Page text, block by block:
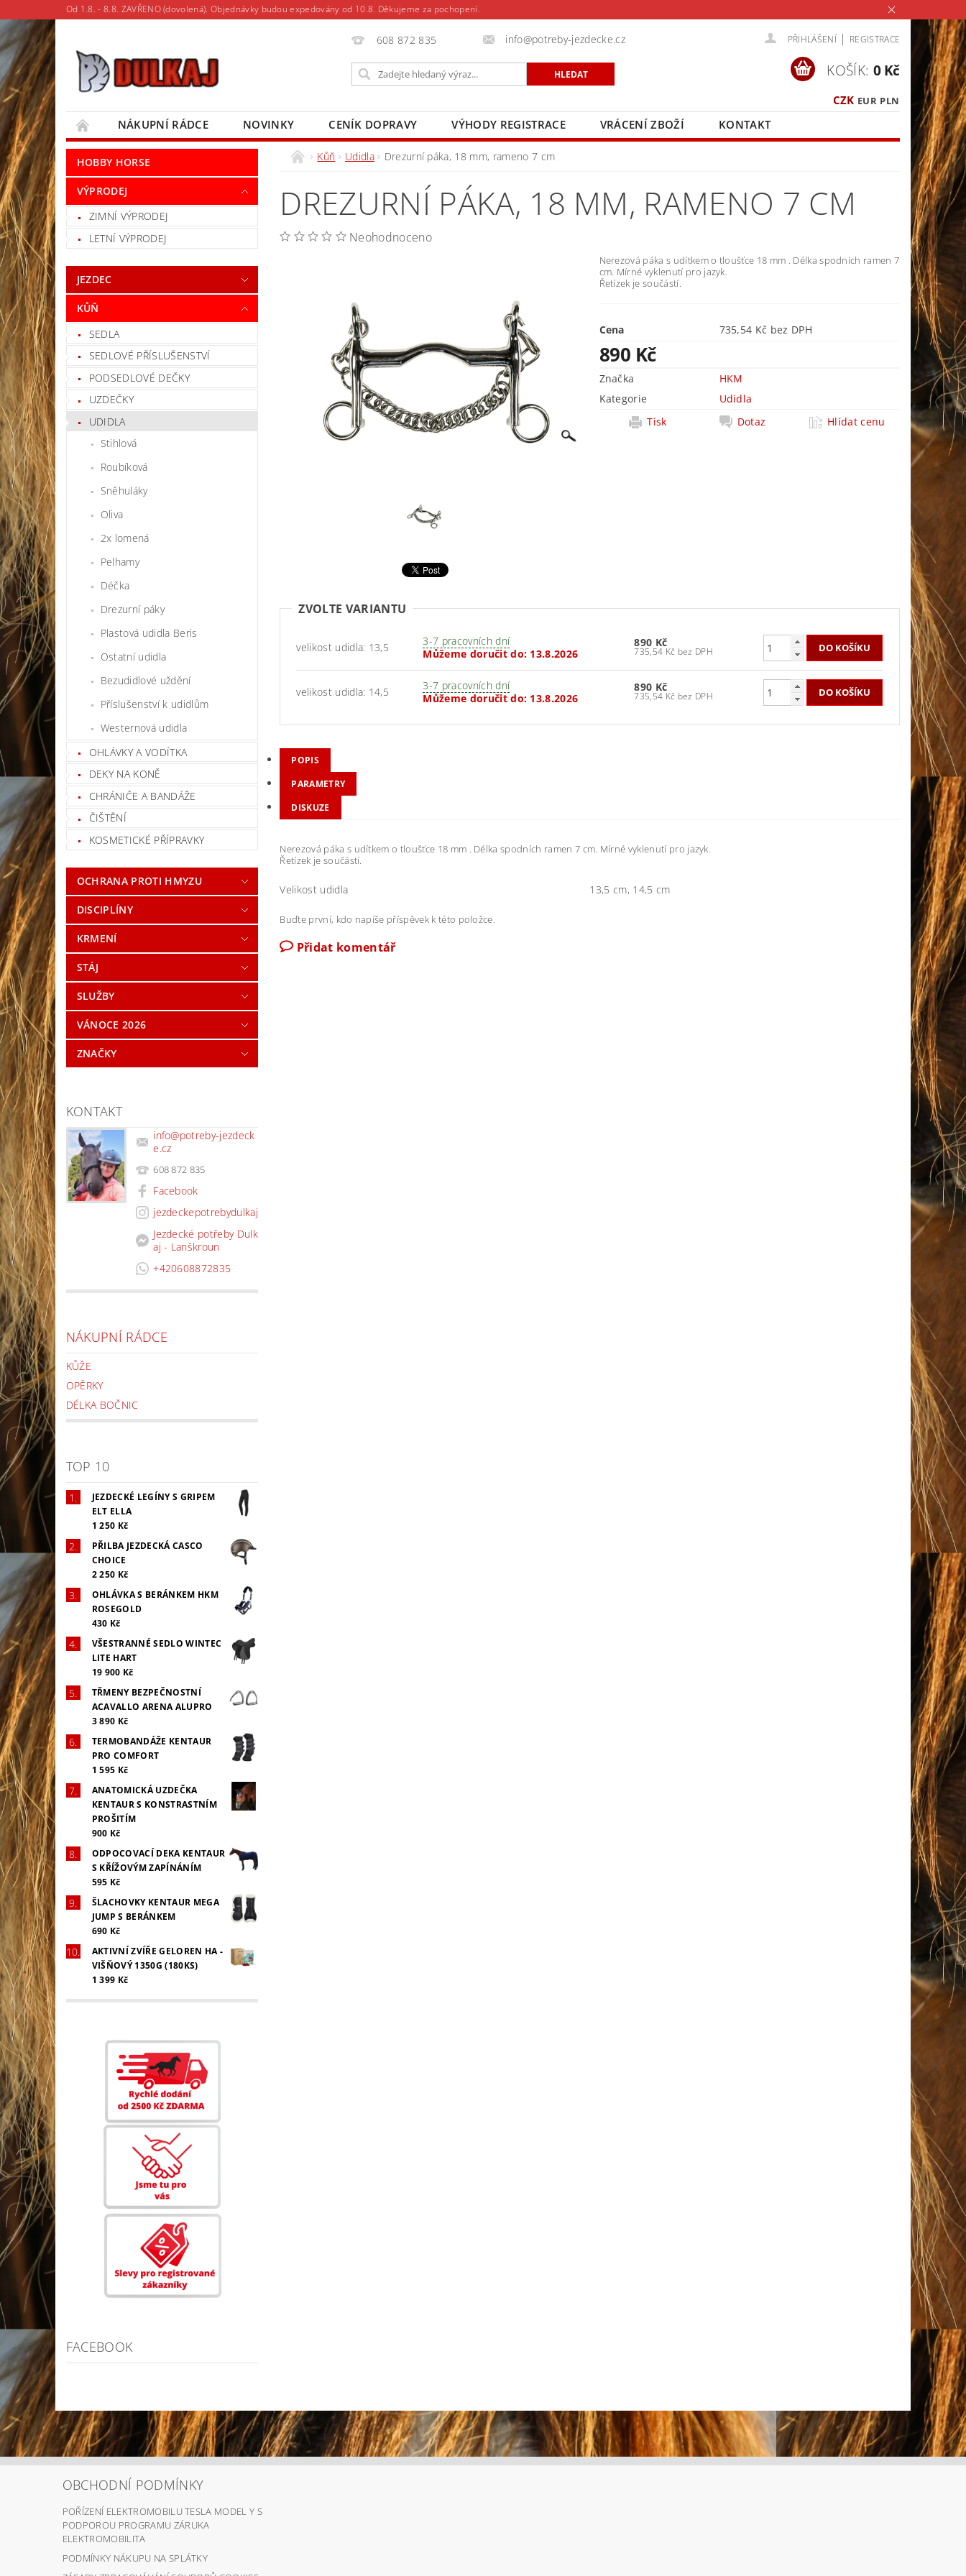
Od 1.8. - 8.8. ZAVŘENO (dovolená). Objednávky budou expedovány od 10.8. Děkujeme za pochopení.
608 872 835 info@potreby-jezdecke.cz PŘIHLÁŠENÍ | REGISTRACE
CZK EUR PLN
KOŠÍK: 0 Kč
NÁKUPNÍ RÁDCE NOVINKY CENÍK DOPRAVY VÝHODY REGISTRACE VRÁCENÍ ZBOŽÍ
KONTAKT
MOJE OBJEDNÁVKA
HOBBY HORSE
VÝPRODEJ
ZIMNÍ VÝPRODEJ
LETNÍ VÝPRODEJ
JEZDEC
KŮŇ
SEDLA
SEDLOVÉ PŘÍSLUŠENSTVÍ
PODSEDLOVÉ DEČKY
UZDEČKY
UDIDLA
Stihlová
Roubíková
Sněhuláky
Oliva
2x lomená
Pelhamy
Déčka
Drezurní páky
Plastová udidla Beris
Ostatní udidla
Bezudidlové uždění
Příslušenství k udidlům
Westernová udidla
OHLÁVKY A VODÍTKA
DEKY NA KONĚ
CHRÁNIČE A BANDÁŽE
ČIŠTĚNÍ
KOSMETICKÉ PŘÍPRAVKY
OCHRANA PROTI HMYZU
DISCIPLÍNY
KRMENÍ
STÁJ
SLUŽBY
VÁNOCE 2026
ZNAČKY
KONTAKT
info@potreby-jezdeck
e.cz
608 872 835
Facebook
jezdeckepotrebydulkaj
Jezdecké potřeby Dulk
aj - Lanškroun
+420608872835
NÁKUPNÍ RÁDCE
KŮŽE
OPĚRKY
DÉLKA BOČNIC
TOP 10
JEZDECKÉ LEGÍNY S GRIPEM
ELT ELLA
1 250 Kč
PŘILBA JEZDECKÁ CASCO
CHOICE
2 250 Kč
OHLÁVKA S BERÁNKEM HKM
ROSEGOLD
430 Kč
VŠESTRANNÉ SEDLO WINTEC
LITE HART
19 900 Kč
TŘMENY BEZPEČNOSTNÍ
ACAVALLO ARENA ALUPRO
3 890 Kč
TERMOBANDÁŽE KENTAUR
PRO COMFORT
1 595 Kč
ANATOMICKÁ UZDEČKA
KENTAUR S KONSTRASTNÍM
PROŠITÍM
900 Kč
ODPOCOVACÍ DEKA KENTAUR
S KŘÍŽOVÝM ZAPÍNÁNÍM
595 Kč
ŠLACHOVKY KENTAUR MEGA
JUMP S BERÁNKEM
690 Kč
AKTIVNÍ ZVÍŘE GELOREN HA -
VIŠŇOVÝ 1350G (180KS)
1 399 Kč
FACEBOOK
Kůň Udidla Drezurní páka, 18 mm, rameno 7 cm
DREZURNÍ PÁKA, 18 MM, RAMENO 7 CM
Neohodnoceno
Nerezová páka s udítkem o tloušťce 18 mm . Délka spodních ramen 7
cm. Mírné vyklenutí pro jazyk.
Řetízek je součástí.
Cena 735,54 Kč bez DPH
890 Kč
Značka
HKM
Kategorie
Udidla
Tisk
Dotaz Hlídat cenu
ZVOLTE VARIANTU
velikost udidla: 13,5
3-7 pracovních dní
Můžeme doručit do: 13.8.2026
890 Kč
735,54 Kč bez DPH
velikost udidla: 14,5
3-7 pracovních dní
Můžeme doručit do: 13.8.2026
890 Kč
735,54 Kč bez DPH
POPIS
PARAMETRY
DISKUZE
Nerezová páka s udítkem o tloušťce 18 mm . Délka spodních ramen 7 cm. Mírné vyklenutí pro jazyk.
Řetízek je součástí.
Velikost udidla 13,5 cm, 14,5 cm
Buďte první, kdo napíše příspěvek k této položce.
Přidat komentář
OBCHODNÍ PODMÍNKY
POŘÍZENÍ ELEKTROMOBILU TESLA MODEL Y S
PODPOROU PROGRAMU ZÁRUKA
ELEKTROMOBILITA
PODMÍNKY NÁKUPU NA SPLÁTKY